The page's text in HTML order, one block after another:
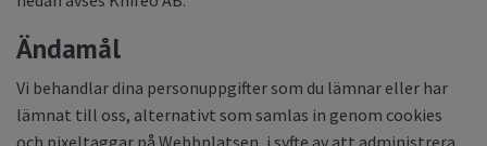
Ändamål
Vi behandlar dina personuppgifter som du lämnar eller har
lämnat till oss, alternativt som samlas in genom cookies
och pixeltaggar på Webbplatsen, i syfte av att administrera